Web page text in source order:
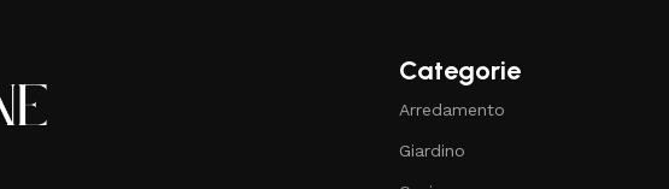
Categorie
Arredamento
Giardino